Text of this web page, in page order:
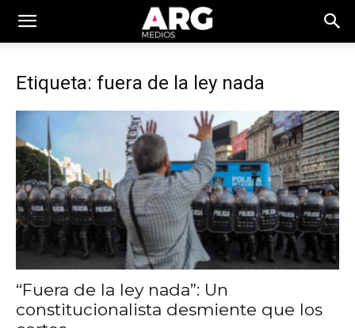
Etiqueta: fuera de la ley nada
“Fuera de la ley nada”: Un
constitucionalista desmiente que los